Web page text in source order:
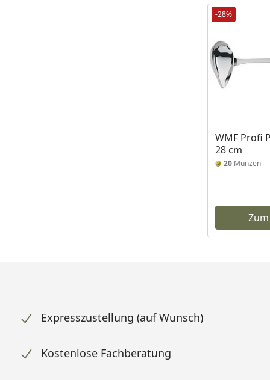
-28%
WMF Profi
28 cm
20 Münzen
Expresszustellung (auf Wunsch)
Kostenlose Fachberatung